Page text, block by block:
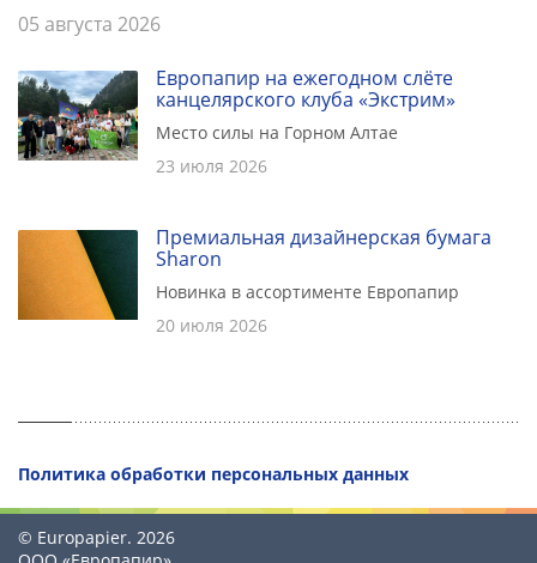
05 августа 2026
Европапир на ежегодном слёте
канцелярского клуба «Экстрим»
Место силы на Горном Алтае
23 июля 2026
Премиальная дизайнерская бумага
Sharon
Новинка в ассортименте Европапир
20 июля 2026
Политика обработки персональных данных
© Europapier. 2026